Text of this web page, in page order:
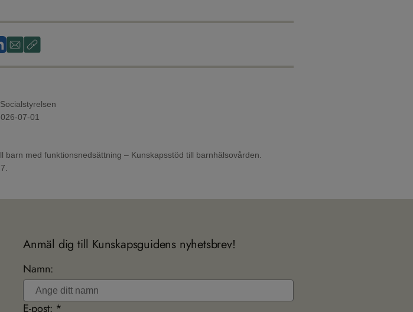
07-01
barn med funktionsnedsättning – Kunskapsstöd till barnhälsovården.
Anmäl dig till Kunskapsguidens nyhetsbrev!
Namn:
E-post: *